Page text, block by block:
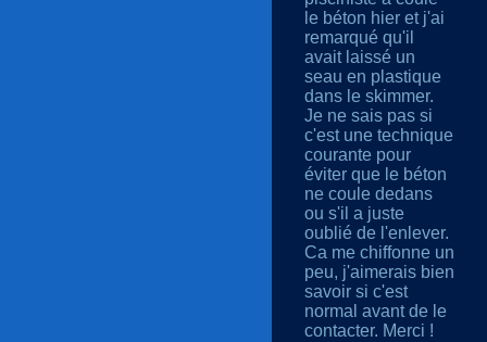
le béton hier et j'ai
remarqué qu'il
avait laissé un
seau en plastique
dans le skimmer.
Je ne sais pas si
c'est une technique
courante pour
éviter que le béton
ne coule dedans
ou s'il a juste
oublié de l'enlever.
Ca me chiffonne un
peu, j'aimerais bien
savoir si c'est
normal avant de le
contacter. Merci !